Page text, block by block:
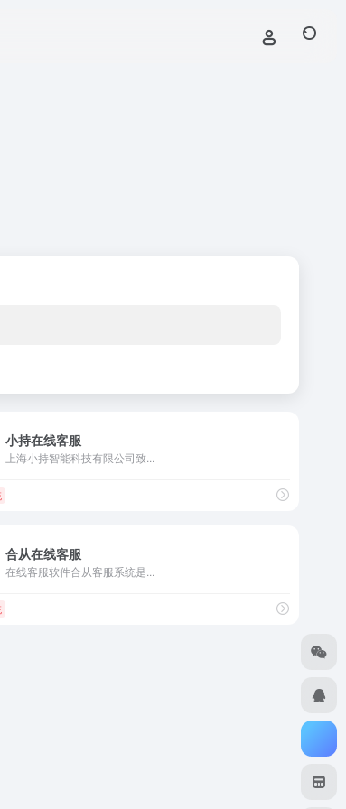
小持在线客服
上海小持智能科技有限公司致...
合从在线客服
在线客服软件合从客服系统是...